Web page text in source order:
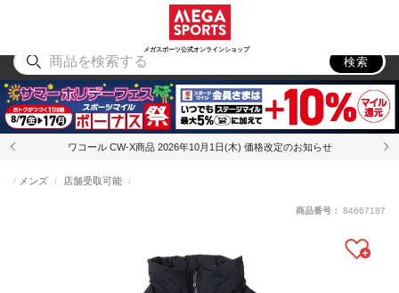
メガスポーツ公式オンラインショップ
アウトドア
検索
ワコール CW-X商品 2026年10月1日(木) 価格改定のお知らせ
メンズ 店舗受取可能
商品番号： 84667187